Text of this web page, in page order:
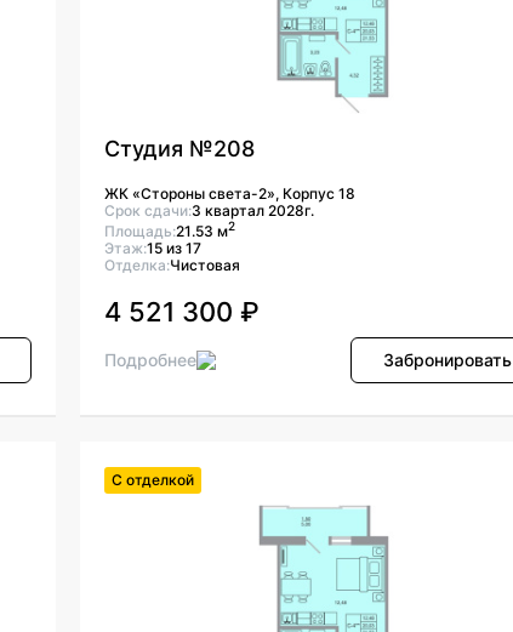
Студия №208
ЖК «Стороны света-2», Корпус 18
Срок сдачи:3 квартал 2028г.
Площадь:21.53 м2
Этаж:15 из 17
Отделка:Чистовая
4 521 300 ₽
Подробнее Забронировать
С отделкой